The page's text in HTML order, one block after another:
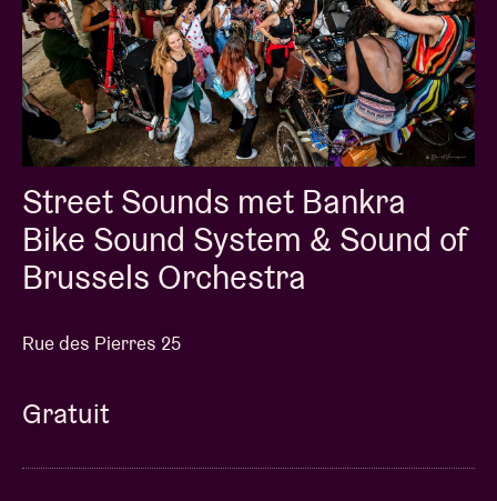
Street Sounds met Bankra
Bike Sound System & Sound of
Brussels Orchestra
Rue des Pierres 25
Gratuit